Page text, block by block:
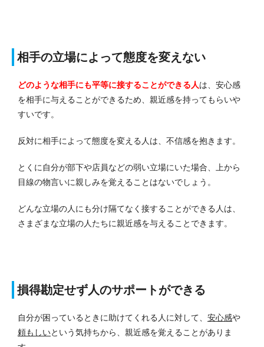
相手の立場によって態度を変えない
どのような相手にも平等に接することができる人は、安心感
を相手に与えることができるため、親近感を持ってもらいや
すいです。
反対に相手によって態度を変える人は、不信感を抱きます。
とくに自分が部下や店員などの弱い立場にいた場合、上から
目線の物言いに親しみを覚えることはないでしょう。
どんな立場の人にも分け隔てなく接することができる人は、
さまざまな立場の人たちに親近感を与えることできます。
損得勘定せず人のサポートができる
自分が困っているときに助けてくれる人に対して、 安心感や
頼もしいという気持ちから、親近感を覚えることがありま